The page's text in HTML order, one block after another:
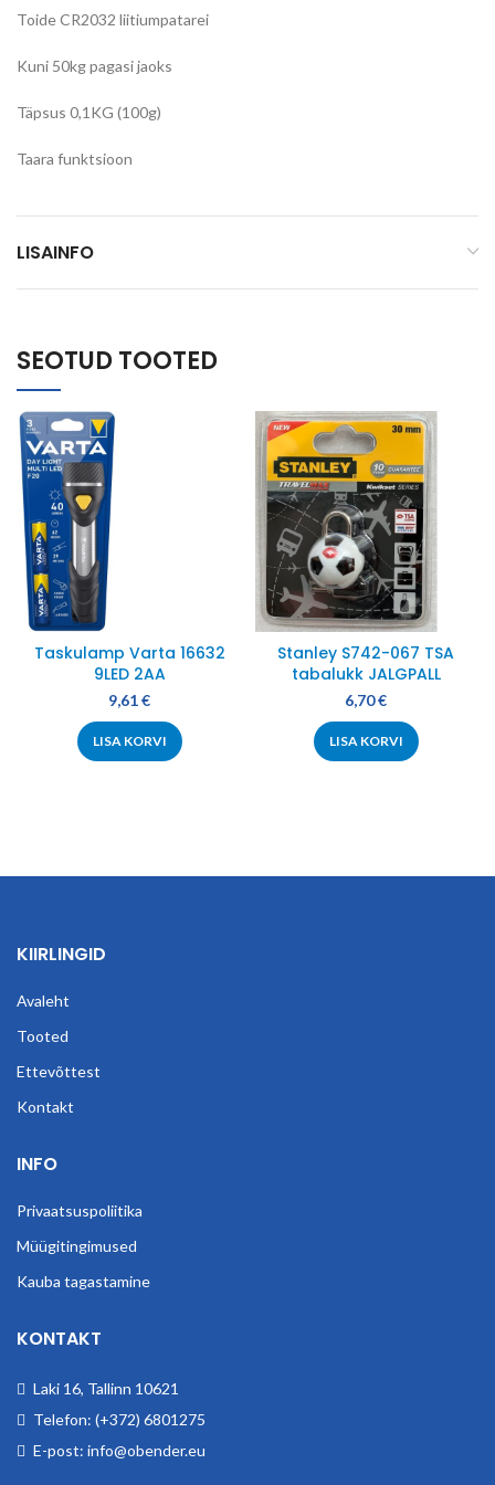
Toide CR2032 liitiumpatarei
Kuni 50kg pagasi jaoks
Täpsus 0,1KG (100g)
Taara funktsioon
LISAINFO
SEOTUD TOOTED
Taskulamp Varta 16632
9LED 2AA
9,61€
LISA KORVI
Stanley S742-067 TSA
tabalukk JALGPALL
6,70€
LISA KORVI
KIIRLINGID
Avaleht
Tooted
Ettevõttest
Kontakt
INFO
Privaatsuspoliitika
Müügitingimused
Kauba tagastamine
KONTAKT
Laki 16, Tallinn 10621
Telefon: (+372) 6801275
E-post: info@obender.eu